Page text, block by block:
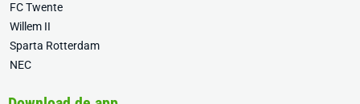
FC Twente
Willem II
Sparta Rotterdam
NEC